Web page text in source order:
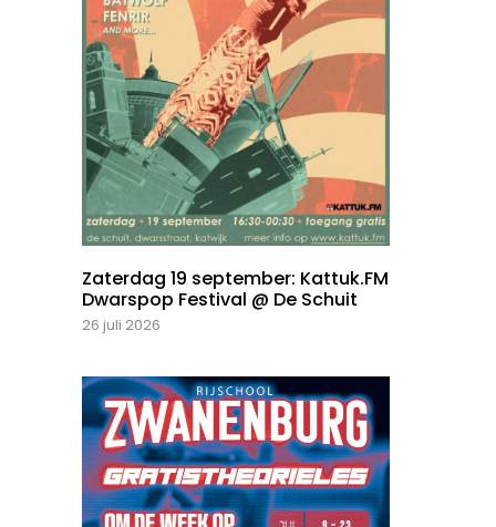
Zaterdag 19 september: Kattuk.FM
Dwarspop Festival @ De Schuit
26 juli 2026